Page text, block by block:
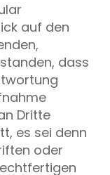
auf den
dass
Dritte
es sei denn
oder